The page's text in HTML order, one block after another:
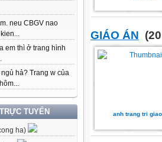
neu CBGV nao
em thì ở trang hình
hả? Trang w của
TUYẾN
ha)
GIÁO ÁN
anh trang tri